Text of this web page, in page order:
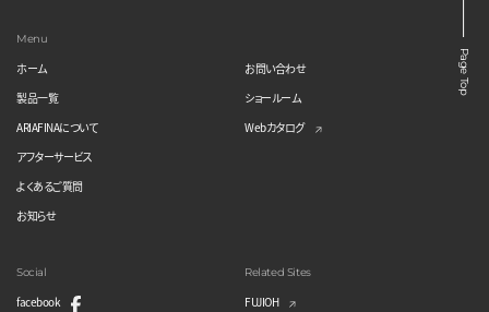
Page Top
Menu
ホーム
製品一覧
ARIAFINAについて
アフターサービス
よくあるご質問
お知らせ
お問い合わせ
ショールーム
Webカタログ
Social
facebook
Related Sites
FUJIOH